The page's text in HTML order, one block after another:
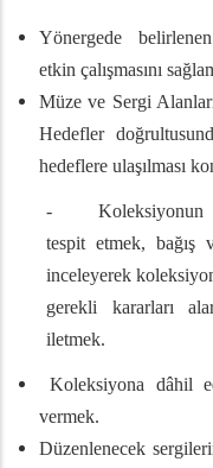
Yönergede
etkin çalışmasını
Müze ve Sergi
Hedefler
hedeflere ulaşılması
- Koleksiyonun
tespit etmek, bağış
inceleyerek
gerekli kararları
iletmek.
Koleksiyona dâhil
vermek.
Düzenlenecek